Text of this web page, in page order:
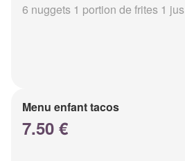
6 nuggets 1 portion de frites 1 jus
Menu enfant tacos
7.50 €